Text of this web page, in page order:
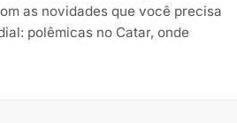
as novidades que você precisa
polêmicas no Catar, onde